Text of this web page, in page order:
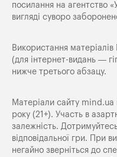
посилання на агентство
вигляді суворо
Використання
(для інтернет-видань —
нижче третього абзацу.
Матеріали сайту mind.ua
року (21+). Участь в
залежність.
відповідальної гри. При
негайно зверніться до